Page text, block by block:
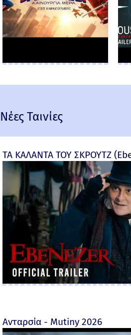
Νέες Ταινίες
ΤΑ ΚΑΛΑΝΤΑ ΤΟΥ ΣΚΡΟΥΤΖ
Ανταρσία - Mutiny 2026